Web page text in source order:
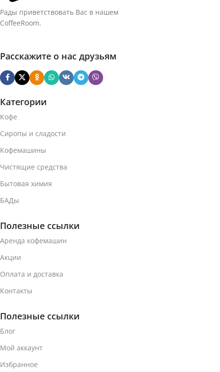
Рады приветствовать Вас в нашем
CoffeeRoom.
Расскажите о нас друзьям
Категории
Кофе
Сиропы и сладости
Кофемашины
Чистящие средства
Бытовая химия
БАДы
Полезные ссылки
Аренда кофемашин
Акции
Оплата и доставка
Контакты
Полезные ссылки
Блог
Мой аккаунт
Избранное